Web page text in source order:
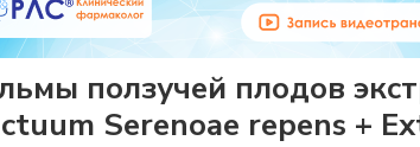
ползучей плодов
Serenoae repens +